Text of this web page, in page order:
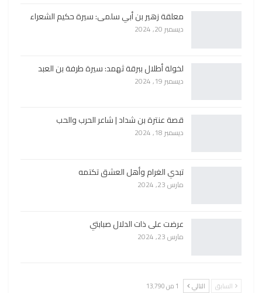
معلقة زهير بن أبي سلمى: سيرة حكيم الشعراء
ديسمبر 20, 2024
لخولة أطلال ببرقة ثهمد: سيرة طرفة بن العبد
ديسمبر 19, 2024
قصة عنترة بن شداد | شاعر الحرب والحب
ديسمبر 18, 2024
تبدي الغرام وأهل العشق تكتمه
مارس 23, 2024
عرضت على ذات الدلال صبابتي
مارس 23, 2024
السابق التالي 1 من 13٬790